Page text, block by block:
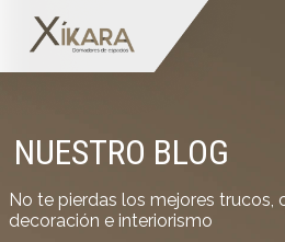
NUESTRO BLOG
No te pierdas los mejores trucos,
decoración e interiorismo